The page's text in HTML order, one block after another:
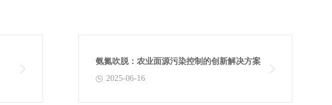
氨氮吹脱：农业面源污染控制的创新解决方案
2025-06-16